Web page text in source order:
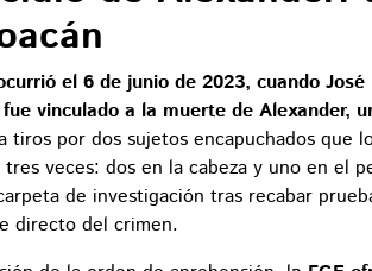
el 6 de junio de 2023, cuando
vinculado a la muerte de Alexander,
tiros por dos sujetos encapuchados que
veces: dos en la cabeza y uno en el
de investigación tras recabar
directo del crimen.